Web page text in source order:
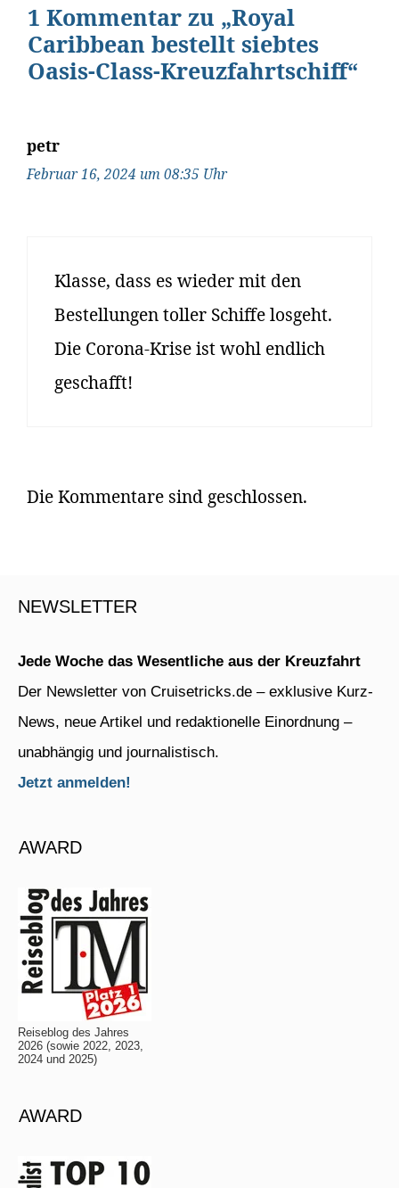
1 Kommentar zu „Royal
Caribbean bestellt siebtes
Oasis-Class-Kreuzfahrtschiff“
petr
Februar 16, 2024 um 08:35 Uhr
Klasse, dass es wieder mit den
Bestellungen toller Schiffe losgeht.
Die Corona-Krise ist wohl endlich
geschafft!
Die Kommentare sind geschlossen.
NEWSLETTER
Jede Woche das Wesentliche aus der Kreuzfahrt
Der Newsletter von Cruisetricks.de – exklusive Kurz-
News, neue Artikel und redaktionelle Einordnung –
unabhängig und journalistisch.
Jetzt anmelden!
AWARD
Reiseblog des Jahres
2026 (sowie 2022, 2023,
2024 und 2025)
AWARD